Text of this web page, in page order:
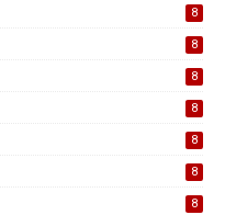
8
8
8
8
8
8
8